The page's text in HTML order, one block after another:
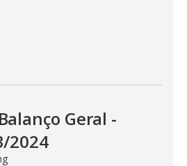
Geral -
2024